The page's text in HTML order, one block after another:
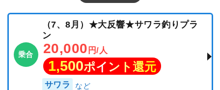
乗合
（7、8月）★大反響★サワラ釣りプラ
ン
20,000 円/人
1,500ポイント還元
サワラ